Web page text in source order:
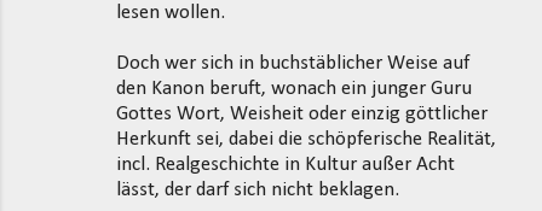
lesen wollen.
Doch wer sich in buchstäblicher Weise auf
den Kanon beruft, wonach ein junger Guru
Gottes Wort, Weisheit oder einzig göttlicher
Herkunft sei, dabei die schöpferische Realität,
incl. Realgeschichte in Kultur außer Acht
lässt, der darf sich nicht beklagen.